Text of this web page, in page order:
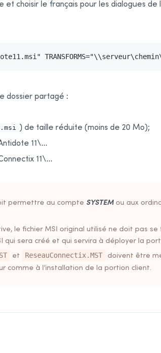
choisir le français pour les dialogues de
dossier partagé :
) de taille réduite (moins de 20 Mo);
11\…
11\…
permettre au compte SYSTEM ou aux
le fichier MSI original utilisé ne doit pas
qui sera créé et qui servira à déployer la
et ReseauConnectix.MST
doivent être
comme à l’installation de la portion client.